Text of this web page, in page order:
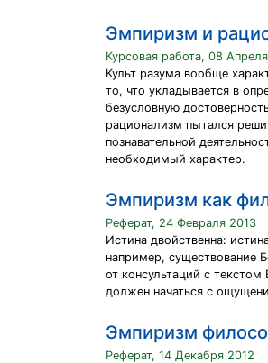
Эмпиризм и
Курсовая работа, 08
Культ разума вообще
то, что укладывается в
безусловную
рационализм пытался
познавательной
необходимый характер.
Эмпиризм как
Реферат, 24 Февраля 2013
Истина двойственна:
например, существование
от консультаций с
должен начаться с
Эмпиризм
Реферат, 14 Декабря 2012